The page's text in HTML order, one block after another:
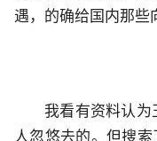
遇，的确给国内那些
我看有资料认为
人忽悠去的。但搜